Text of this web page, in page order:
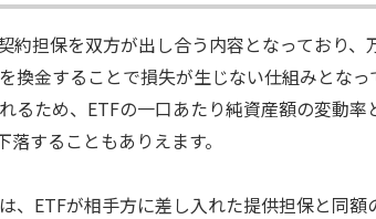
担保を双方が出し合う内容となっており
金することで損失が生じない仕組みとな
ため、ETFの一口あたり純資産額の変動率
することもありえます。
ETFが相手方に差し入れた提供担保と同額